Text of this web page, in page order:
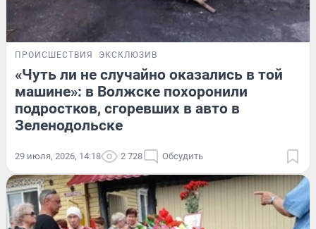
ПРОИСШЕСТВИЯ ЭКСКЛЮЗИВ
«Чуть ли не случайно оказались в той
машине»: в Волжске похоронили
подростков, сгоревших в авто в
Зеленодольске
29 июля, 2026, 14:18 2 728 Обсудить